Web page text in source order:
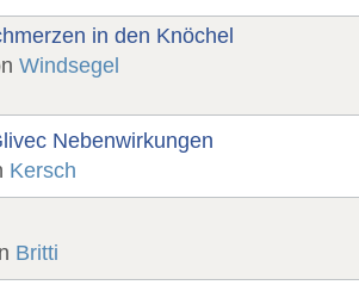
in den Knöchel
Windsegel
Nebenwirkungen
Kersch
Britti